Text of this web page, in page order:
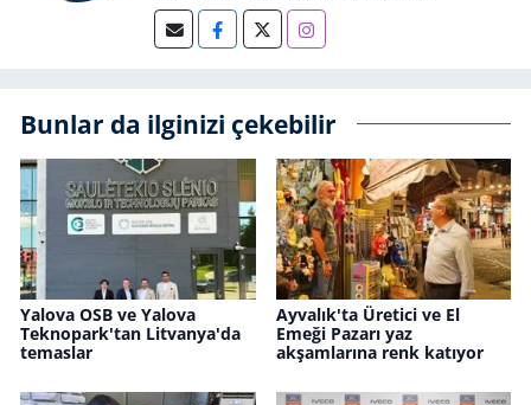
Bunlar da ilginizi çekebilir
Yalova OSB ve Yalova
Teknopark'tan Litvanya'da
temaslar
Ayvalık'ta Üretici ve El
Emeği Pazarı yaz
akşamlarına renk katıyor